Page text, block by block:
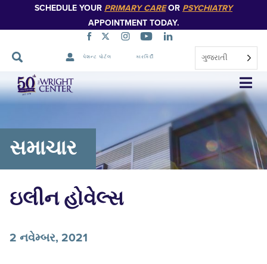
SCHEDULE YOUR PRIMARY CAREOR PSYCHIATRY
APPOINTMENT TODAY.
પેશન્ટ પોર્ટલ કારકિર્દી ગુજરાતી
નેવિગેશન
છોડો
સમાચાર
ઇલીન હોવેલ્સ
2 નવેમ્બર, 2021